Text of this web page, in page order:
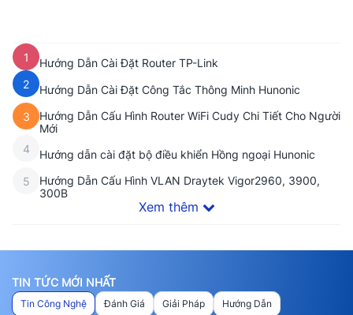
1
Hướng Dẫn Cài Đặt Router TP-Link
2
Hướng Dẫn Cài Đặt Công Tắc Thông Minh Hunonic
3
Hướng Dẫn Cấu Hình Router WiFi Cudy Chi Tiết Cho Người
Mới
4
Hướng dẫn cài đặt bộ điều khiển Hồng ngoại Hunonic
5
Hướng Dẫn Cấu Hình VLAN Draytek Vigor2960, 3900,
300B
Xem thêm
TIN TỨC MỚI NHẤT
Tin Công Nghệ Đánh Giá Giải Pháp Hướng Dẫn